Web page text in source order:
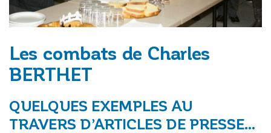
Les combats de Charles
BERTHET
QUELQUES EXEMPLES AU
TRAVERS D’ARTICLES DE PRESSE…